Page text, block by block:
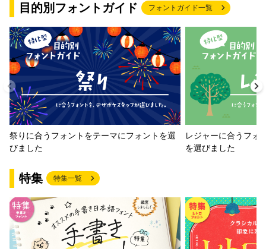
目的別フォントガイド フォントガイド一覧
祭りに合うフォントをテーマにフォントを選
びました
レジャーに合うフォ
を選びました
特集 特集一覧